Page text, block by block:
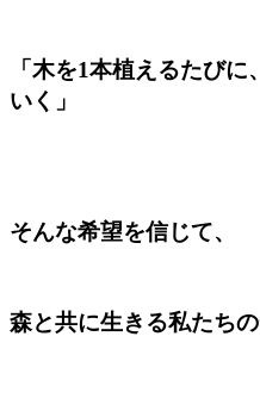
「木を1本植えるたび
いく」
そんな希望を信じて、
森と共に生きる私たち